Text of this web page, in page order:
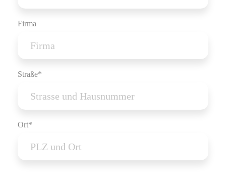
Firma
Straße*
Ort*